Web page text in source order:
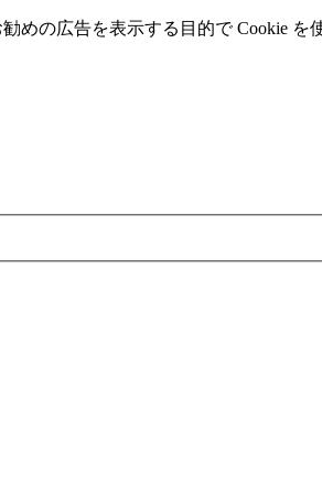
めの広告を表⽰する⽬的で Cookie を